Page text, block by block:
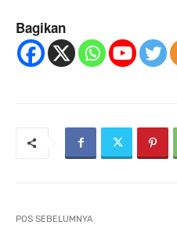
Bagikan
POS SEBELUMNYA